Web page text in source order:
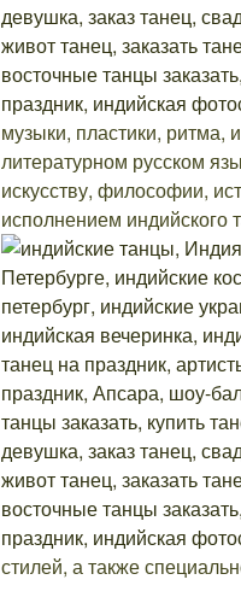
музыки, пластики, ритма,
литературном русском
искусству, философии,
исполнением индийского
стилей, а также